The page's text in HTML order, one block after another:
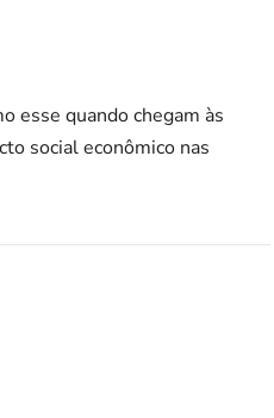
esse quando chegam às
social econômico nas